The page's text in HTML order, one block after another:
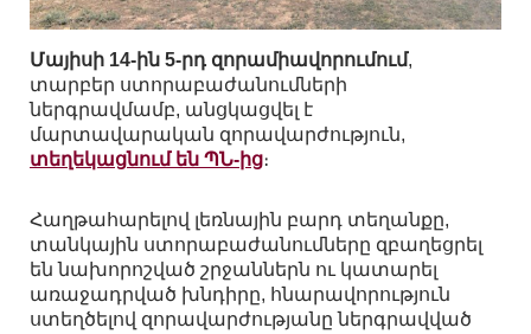
Մայիսի 14-ին 5-րդ զորամիավորումում,
տարբեր ստորաբաժանումների
ներգրավմամբ, անցկացվել է
մարտավարական զորավարժություն,
տեղեկացնում են ՊՆ-ից։
Հաղթահարելով լեռնային բարդ տեղանքը,
տանկային ստորաբաժանումները զբաղեցրել
են նախորոշված շրջաններն ու կատարել
առաջադրված խնդիրը, հնարավորություն
ստեղծելով զորավարժությանը ներգրավված